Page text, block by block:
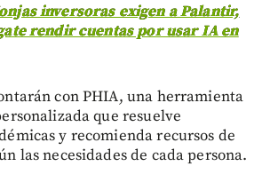
inversoras exigen a Palantir,
rendir cuentas por usar IA en
con PHIA, una herramienta
que resuelve
y recomienda recursos de
las necesidades de cada persona.